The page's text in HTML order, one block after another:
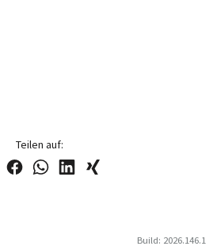
Teilen auf:
Build: 2026.146.1